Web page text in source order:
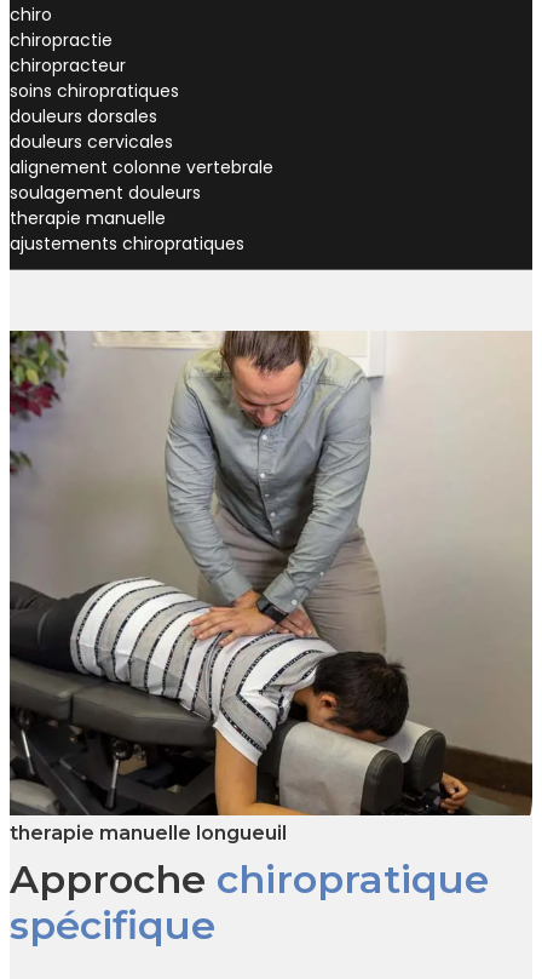
chiro
chiropractie
chiropracteur
soins chiropratiques
douleurs dorsales
douleurs cervicales
alignement colonne vertebrale
soulagement douleurs
therapie manuelle
ajustements chiropratiques
therapie manuelle longueuil
Approche chiropratique
spécifique